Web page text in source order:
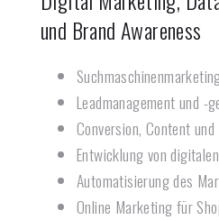
und Brand Awareness
Leadmanagement und -
Conversion, Content
Entwicklung von
Automatisierung des
Online Marketing für